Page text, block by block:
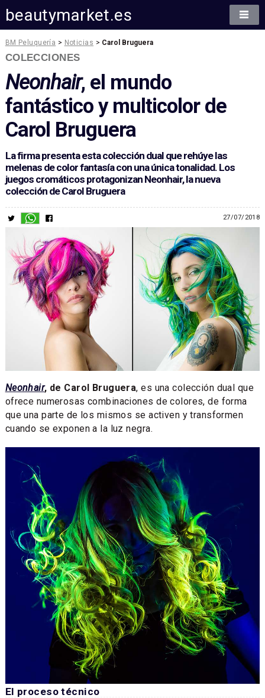
beautymarket.es
BM Peluquería > Noticias > Carol Bruguera
COLECCIONES
Neonhair, el mundo
fantástico y multicolor de
Carol Bruguera
La firma presenta esta colección dual que rehúye las
melenas de color fantasía con una única tonalidad. Los
juegos cromáticos protagonizan Neonhair, la nueva
colección de Carol Bruguera
27/07/2018
Neonhair, de Carol Bruguera, es una colección dual que
ofrece numerosas combinaciones de colores, de forma
que una parte de los mismos se activen y transformen
cuando se exponen a la luz negra.
El proceso técnico